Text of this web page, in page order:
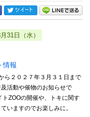
31日（水）
情報
ら２０２７年３月３１日まで
活動や催物のお知らせで
ZOOの開催や、トキに関す
ていますのでお楽しみに。